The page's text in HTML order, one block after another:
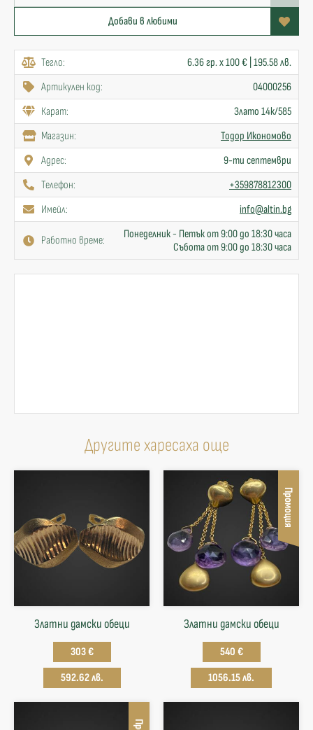
Добави в любими
Тегло:
6.36 гр. x 100 € | 195.58 лв.
Артикулен код:
04000256
Карат:
Злато 14к/585
Mагазин:
Тодор Икономово
Адрес:
9-ти септември
Телефон:
+359878812300
Имейл:
info@altin.bg
Работно време:
Понеделник - Петък от 9:00 до 18:30 часа
Събота от 9:00 до 18:30 часа
Другите харесаха още
Златни дамски обеци
303 €
592.62 лв.
Промоция
Златни дамски обеци
540 €
1056.15 лв.